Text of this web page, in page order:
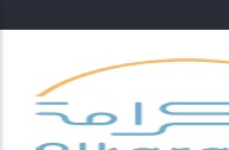
contenu
principal